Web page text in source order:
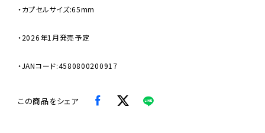
・カプセルサイズ:65mm
・2026年1月発売予定
・JANコード:4580800200917
この商品をシェア